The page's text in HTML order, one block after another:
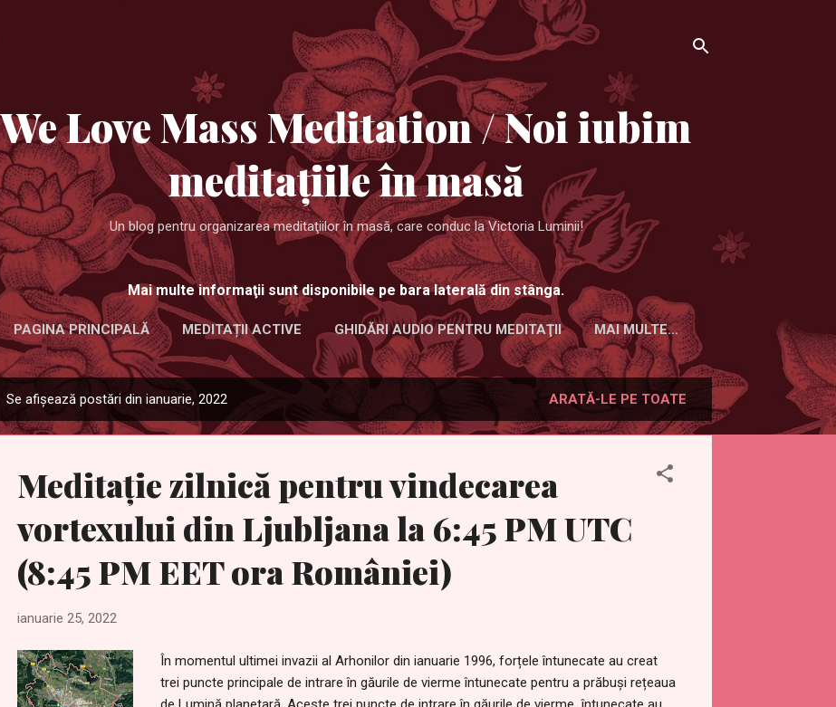
We Love Mass Meditation / Noi iubim
meditaţiile în masă
Un blog pentru organizarea meditaţiilor în masă, care conduc la Victoria Luminii!
Mai multe informaţii sunt disponibile pe bara laterală din stânga.
PAGINA PRINCIPALĂ MEDITAȚII ACTIVE GHIDĂRI AUDIO PENTRU MEDITAŢII MAI MULTE…
Se afișează postări din ianuarie, 2022 ARATĂ-LE PE TOATE
Meditație zilnică pentru vindecarea
vortexului din Ljubljana la 6:45 PM UTC
(8:45 PM EET ora României)
ianuarie 25, 2022
În momentul ultimei invazii al Arhonilor din ianuarie 1996, forțele întunecate au creat
trei puncte principale de intrare în găurile de vierme întunecate pentru a prăbuși rețeaua